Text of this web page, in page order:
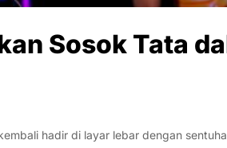
Sosok Tata
hadir di layar lebar dengan